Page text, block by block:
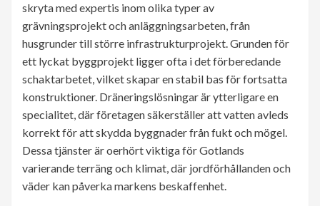
skryta med expertis inom olika typer av
grävningsprojekt och anläggningsarbeten, från
husgrunder till större infrastrukturprojekt. Grunden för
ett lyckat byggprojekt ligger ofta i det förberedande
schaktarbetet, vilket skapar en stabil bas för fortsatta
konstruktioner. Dräneringslösningar är ytterligare en
specialitet, där företagen säkerställer att vatten avleds
korrekt för att skydda byggnader från fukt och mögel.
Dessa tjänster är oerhört viktiga för Gotlands
varierande terräng och klimat, där jordförhållanden och
väder kan påverka markens beskaffenhet.